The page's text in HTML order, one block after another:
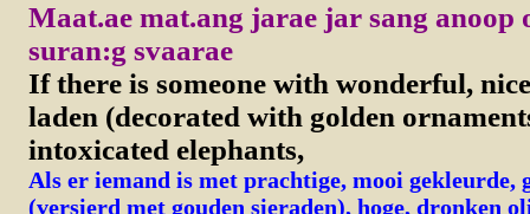
Maat.ae mat.ang jarae jar sang anoop
suran:g svaarae
If there is someone with wonderful,
laden (decorated with golden
intoxicated elephants,
Als er iemand is met prachtige, mooi gekleurde,
(versierd met gouden sieraden), hoge, dronken